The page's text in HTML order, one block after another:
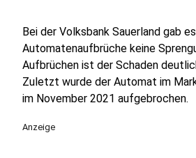
Bei der Volksbank Sauerland gab
Automatenaufbrüche keine
Aufbrüchen ist der Schaden
Zuletzt wurde der Automat im
im November 2021 aufgebrochen.
Anzeige